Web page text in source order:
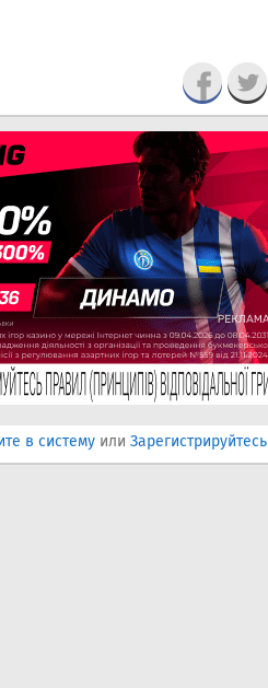
в систему или Зарегистрируйтесь